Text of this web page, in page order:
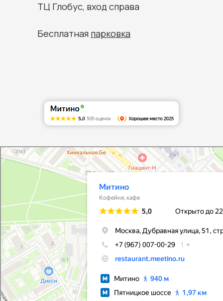
Митино
Ресторан в Москве
Банкетный зал в Москве
ТЦ Глобус, вход справа
Бесплатная парковка